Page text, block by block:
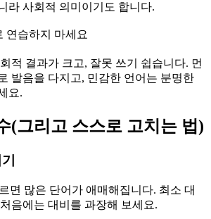
라 사회적 의미이기도 합니다.
연습하지 마세요
적 결과가 크고, 잘못 쓰기 쉽습니다. 먼
발음을 다지고, 민감한 언어는 분명한
요.
(그리고 스스로 고치는 법)
면 많은 단어가 애매해집니다. 최소 대
음에는 대비를 과장해 보세요.